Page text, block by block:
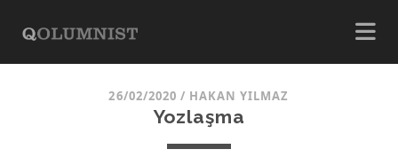
26/02/2020 / HAKAN YILMAZ
Yozlaşma